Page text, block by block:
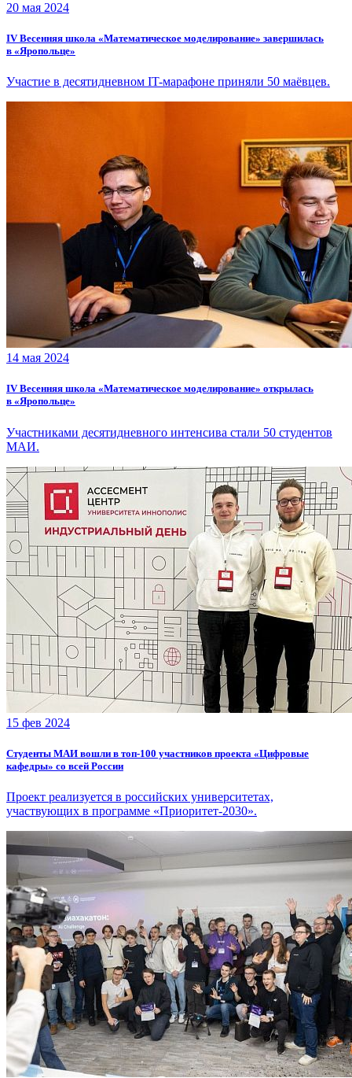
20 мая 2024
IV Весенняя школа «Математическое моделирование» завершилась
в «Яропольце»
Участие в десятидневном IT-марафоне приняли 50 маёвцев.
14 мая 2024
IV Весенняя школа «Математическое моделирование» открылась
в «Яропольце»
Участниками десятидневного интенсива стали 50 студентов
МАИ.
15 фев 2024
Студенты МАИ вошли в топ-100 участников проекта «Цифровые
кафедры» со всей России
Проект реализуется в российских университетах,
участвующих в программе «Приоритет-2030».